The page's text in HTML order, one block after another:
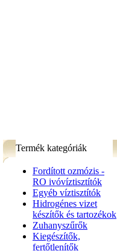
Termék kategóriák
Fordított ozmózis -
RO ivóvíztisztítók
Egyéb víztisztítók
Hidrogénes vizet
készítők és tartozékok
Zuhanyszűrők
Kiegészítők,
fertőtlenítők